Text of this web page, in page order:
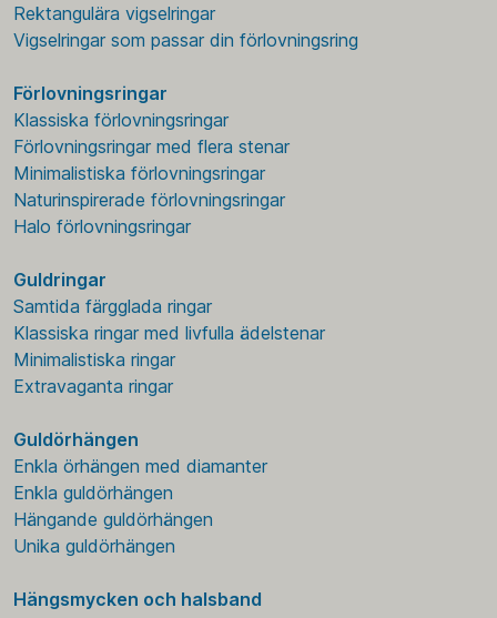
Rektangulära vigselringar
Vigselringar som passar din förlovningsring
Förlovningsringar
Klassiska förlovningsringar
Förlovningsringar med flera stenar
Minimalistiska förlovningsringar
Naturinspirerade förlovningsringar
Halo förlovningsringar
Guldringar
Samtida färgglada ringar
Klassiska ringar med livfulla ädelstenar
Minimalistiska ringar
Extravaganta ringar
Guldörhängen
Enkla örhängen med diamanter
Enkla guldörhängen
Hängande guldörhängen
Unika guldörhängen
Hängsmycken och halsband